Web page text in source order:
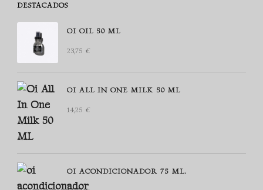
DESTACADOS
OI OIL 50 ML
23,75 €
OI ALL IN ONE MILK 50 ML
14,25 €
OI ACONDICIONADOR 75 ML.